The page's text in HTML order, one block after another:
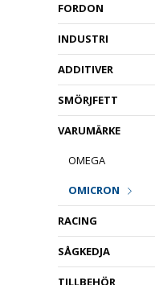
FORDON
INDUSTRI
ADDITIVER
SMÖRJFETT
VARUMÄRKE
OMEGA
OMICRON
RACING
SÅGKEDJA